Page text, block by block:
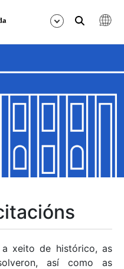
a xeito de histórico, as
así como as